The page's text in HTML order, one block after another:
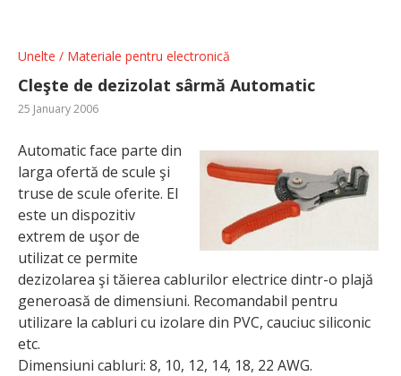
Unelte / Materiale pentru electronică
Cleşte de dezizolat sârmă Automatic
25 January 2006
Automatic face parte din
larga ofertă de scule şi
truse de scule oferite. El
este un dispozitiv
extrem de uşor de
utilizat ce permite
dezizolarea şi tăierea cablurilor electrice dintr-o plajă
generoasă de dimensiuni. Recomandabil pentru
utilizare la cabluri cu izolare din PVC, cauciuc siliconic
etc.
Dimensiuni cabluri: 8, 10, 12, 14, 18, 22 AWG.